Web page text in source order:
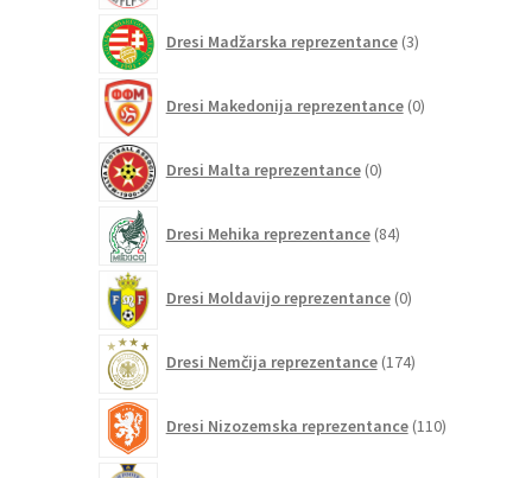
Dresi Madžarska reprezentance 3izdelki
Dresi Makedonija reprezentance 0izdelkov
Dresi Malta reprezentance 0izdelkov
Dresi Mehika reprezentance 84izdelkov
Dresi Moldavijo reprezentance 0izdelkov
Dresi Nemčija reprezentance 174izdelkov
Dresi Nizozemska reprezentance 110izdelkov